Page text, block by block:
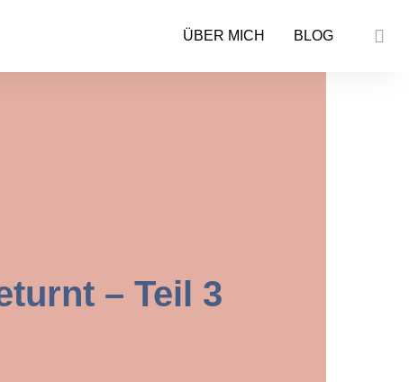
ÜBER MICH BLOG
– Teil 3